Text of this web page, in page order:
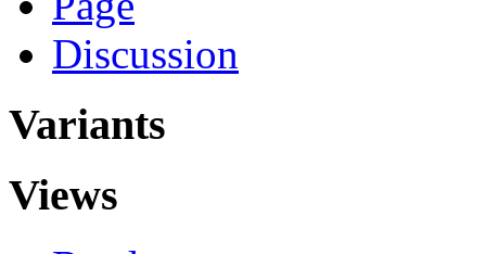
Discussion
Variants
Views